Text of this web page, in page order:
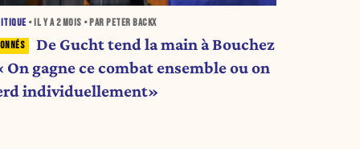
• IL Y A2 MOIS • PAR PETER BACKX
De Gucht tend la main à Bouchez
On gagne ce combat ensemble ou on
individuellement»